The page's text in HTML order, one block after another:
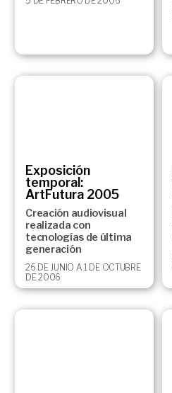
Exposición
temporal:
ArtFutura 2005
Creación audiovisual
realizada con
tecnologías de última
generación
26 DE JUNIO A 1 DE OCTUBRE
DE 2006